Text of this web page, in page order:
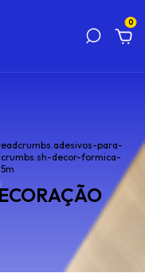
0
para-
decor-formica-